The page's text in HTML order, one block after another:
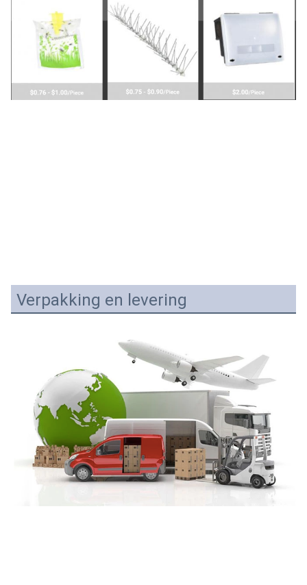
Verpakking en levering